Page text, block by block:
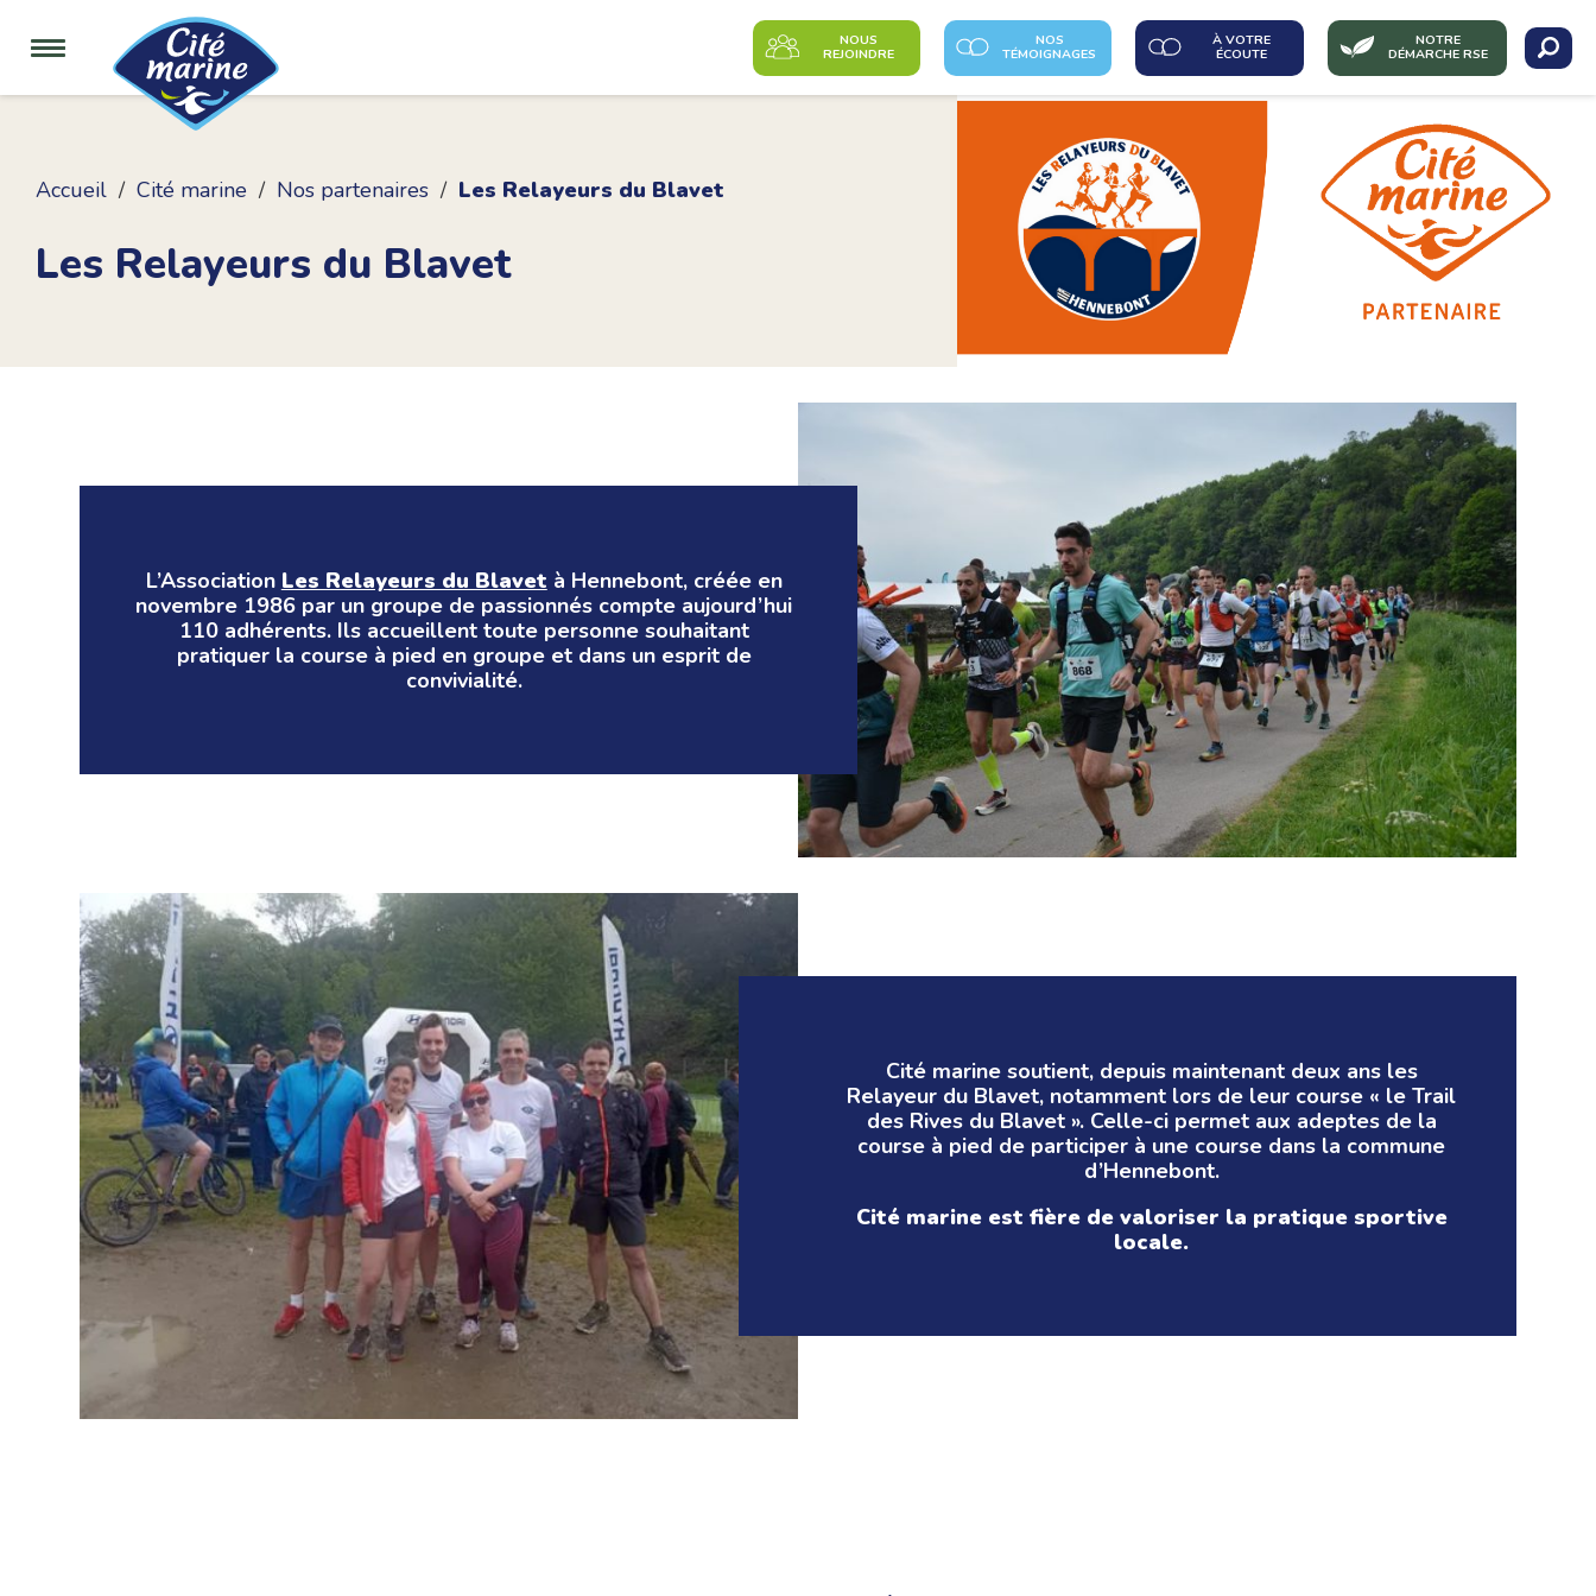
NOUS
REJOINDRE
NOS
TÉMOIGNAGES
À VOTRE
ÉCOUTE
NOTRE
DÉMARCHE RSE
Accueil Cité marine Nos partenaires Les Relayeurs du Blavet
Les Relayeurs du Blavet
L’Association Les Relayeurs du Blavet à Hennebont, créée en
novembre 1986 par un groupe de passionnés compte aujourd’hui
110 adhérents. Ils accueillent toute personne souhaitant
pratiquer la course à pied en groupe et dans un esprit de
convivialité.
Cité marine soutient, depuis maintenant deux ans les
Relayeur du Blavet, notamment lors de leur course « le Trail
des Rives du Blavet ». Celle-ci permet aux adeptes de la
course à pied de participer à une course dans la commune
d’Hennebont.
Cité marine est fière de valoriser la pratique sportive
locale.